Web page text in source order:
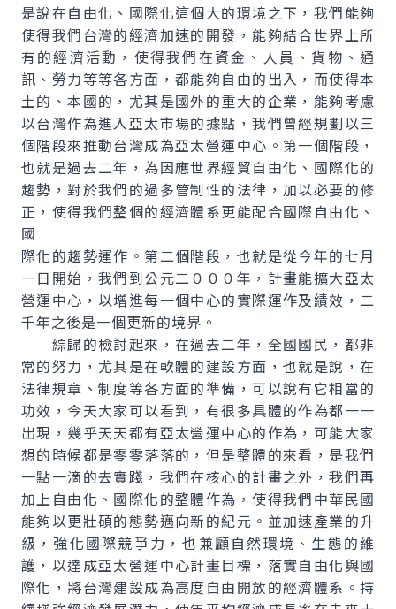
是說在自由化、國際化這個大的環境之下，我們能夠
使得我們台灣的經濟加速的開發，能夠結合世界上所
有的經濟活動，使得我們在資金、人員、貨物、通
訊、勞力等等各方面，都能夠自由的出入，而使得本
土的、本國的，尤其是國外的重大的企業，能夠考慮
以台灣作為進入亞太市場的據點，我們曾經規劃以三
個階段來推動台灣成為亞太營運中心。第一個階段，
也就是過去二年，為因應世界經貿自由化、國際化的
趨勢，對於我們的過多管制性的法律，加以必要的修
正，使得我們整個的經濟體系更能配合國際自由化、
國
際化的趨勢運作。第二個階段，也就是從今年的七月
一日開始，我們到公元二０００年，計畫能擴大亞太
營運中心，以增進每一個中心的實際運作及績效，二
千年之後是一個更新的境界。
綜歸的檢討起來，在過去二年，全國國民，都非
常的努力，尤其是在軟體的建設方面，也就是說，在
法律規章、制度等各方面的準備，可以說有它相當的
功效，今天大家可以看到，有很多具體的作為都一一
出現，幾乎天天都有亞太營運中心的作為，可能大家
想的時候都是零零落落的，但是整體的來看，是我們
一點一滴的去實踐，我們在核心的計畫之外，我們再
加上自由化、國際化的整體作為，使得我們中華民國
能夠以更壯碩的態勢邁向新的紀元。並加速產業的升
級，強化國際競爭力，也兼顧自然環境、生態的維
護，以達成亞太營運中心計畫目標，落實自由化與國
際化，將台灣建設成為高度自由開放的經濟體系。持